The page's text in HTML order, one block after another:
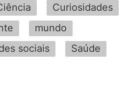
Curiosidades
mundo
sociais
Saúde